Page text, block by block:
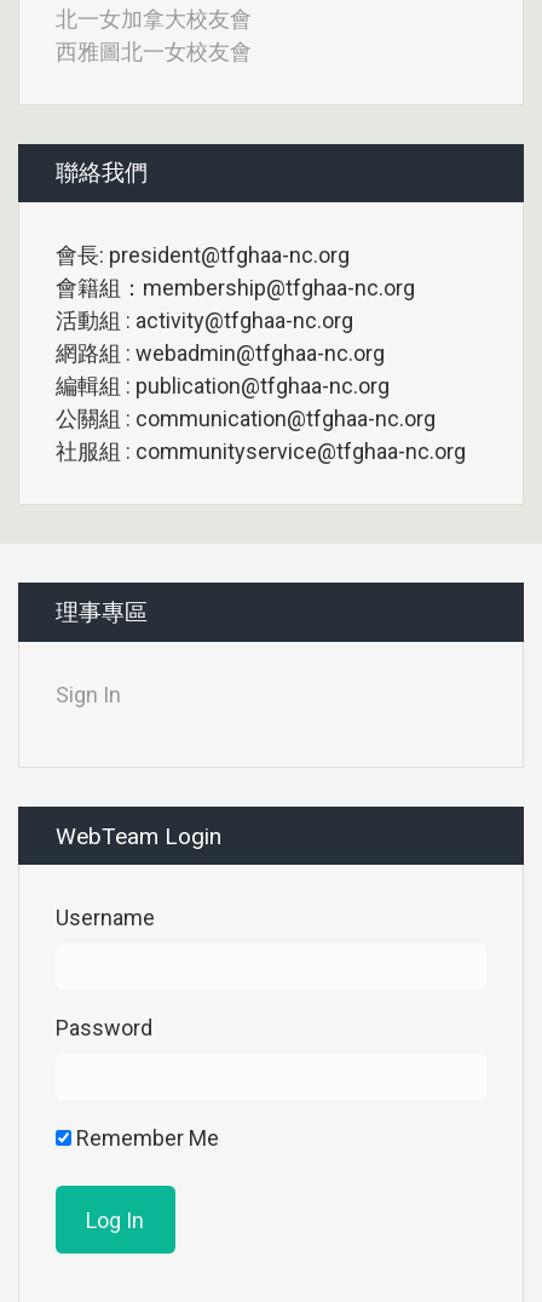
北一女加拿大校友會
西雅圖北一女校友會
聯絡我們
會長: president@tfghaa-nc.org
會籍組：membership@tfghaa-nc.org
活動組 : activity@tfghaa-nc.org
網路組 : webadmin@tfghaa-nc.org
編輯組 : publication@tfghaa-nc.org
公關組 : communication@tfghaa-nc.org
社服組 : communityservice@tfghaa-nc.org
理事專區
Sign In
WebTeam Login
Username
Password
Remember Me